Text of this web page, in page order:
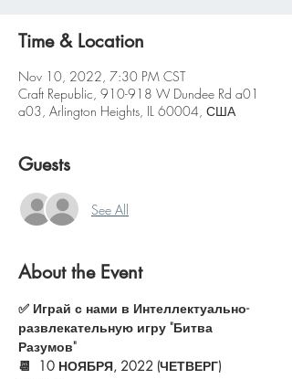
Time & Location
Nov 10, 2022, 7:30 PM CST
Craft Republic, 910-918 W Dundee Rd a01
a03, Arlington Heights, IL 60004, США
Guests
See All
About the Event
✅ Играй с нами в Интеллектуально-
развлекательную игру "Битва
Разумов"
📆  10 НОЯБРЯ, 2022 (ЧЕТВЕРГ)